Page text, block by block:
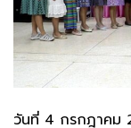
วันที่ 4 กรกฎาคม